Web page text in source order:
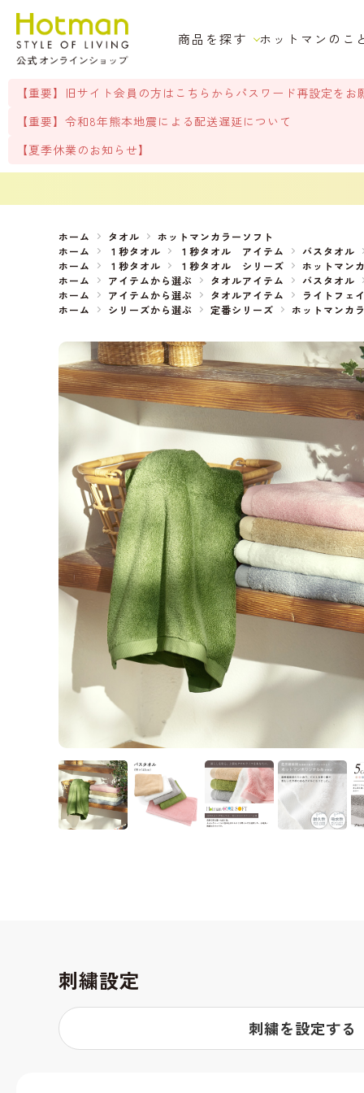
商品を探す ホットマンのこ
【重要】旧サイト会員の方はこちらからパスワード再設定をお
【重要】令和8年熊本地震による配送遅延について
【夏季休業のお知らせ】
ホーム タオル
ホットマンカラーソフト
ホーム
１秒タオル １秒タオル アイテム バスタオル
ホーム
１秒タオル １秒タオル シリーズ ホットマン
ホーム
アイテムから選ぶ タオルアイテム バスタオル
ホーム
アイテムから選ぶ タオルアイテム ライトフェ
ホーム
シリーズから選ぶ 定番シリーズ ホットマンカ
刺繍設定
刺繍を設定する